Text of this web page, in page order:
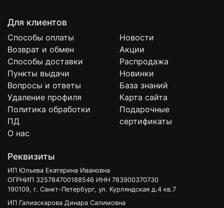
Для клиентов
Способы оплаты
Возврат и обмен
Способы доставки
Пункты выдачи
Вопросы и ответы
Удаление профиля
Политика обработки
ПД
О нас
Новости
Акции
Распродажа
Новинки
База знаний
Карта сайта
Подарочные
сертификаты
Реквизиты
ИП Юльева Екатерина Ивановна
ОГРНИП 325784700188546 ИНН 783900370730
190109, г. Санкт-Петербург, ул. Курляндская д.4 кв.7
ИП Галиаскарова Динара Салимовна